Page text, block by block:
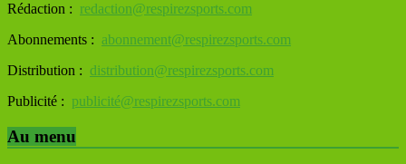
Rédaction : redaction@respirezsports.com
Abonnements : abonnement@respirezsports.com
Distribution : distribution@respirezsports.com
Publicité : publicité@respirezsports.com
Au menu